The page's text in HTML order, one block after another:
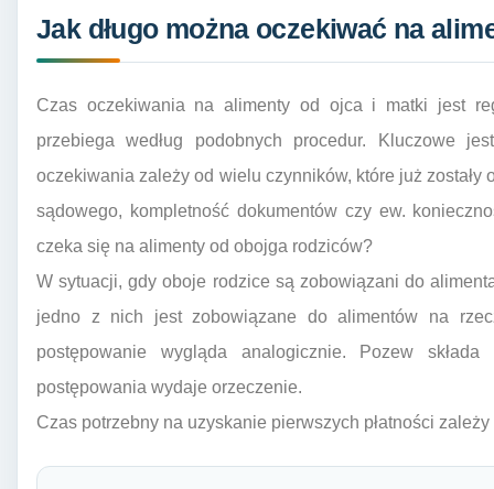
Jak długo można oczekiwać na
Czas oczekiwania na alimenty od ojca i matki jest
przebiega według podobnych procedur. Kluczowe
oczekiwania zależy od wielu czynników, które już
sądowego, kompletność dokumentów czy ew.
czeka się na alimenty od obojga rodziców?
W sytuacji, gdy oboje rodzice są zobowiązani do
jedno z nich jest zobowiązane do alimentów na
postępowanie wygląda analogicznie. Pozew
postępowania wydaje orzeczenie.
Czas potrzebny na uzyskanie pierwszych płatności